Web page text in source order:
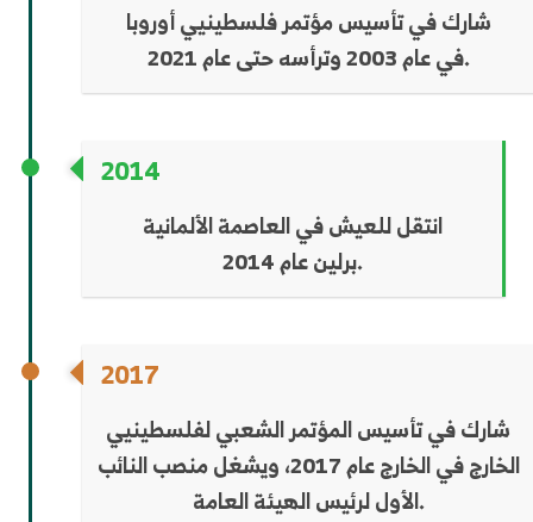
شارك في تأسيس مؤتمر فلسطينيي أوروبا
في عام 2003 وترأسه حتى عام 2021.
2014
انتقل للعيش في العاصمة الألمانية
برلين عام 2014.
2017
شارك في تأسيس المؤتمر الشعبي لفلسطينيي
الخارج في الخارج عام 2017، ويشغل منصب النائب
الأول لرئيس الهيئة العامة.